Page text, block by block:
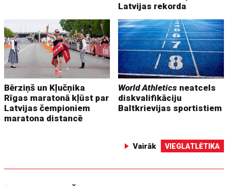
Latvijas rekorda
Bērziņš un Kļučņika
Rīgas maratonā kļūst par
Latvijas čempioniem
maratona distancē
World Athletics neatcels
diskvalifikāciju
Baltkrievijas sportistiem
Vairāk VIEGLATLĒTIKA